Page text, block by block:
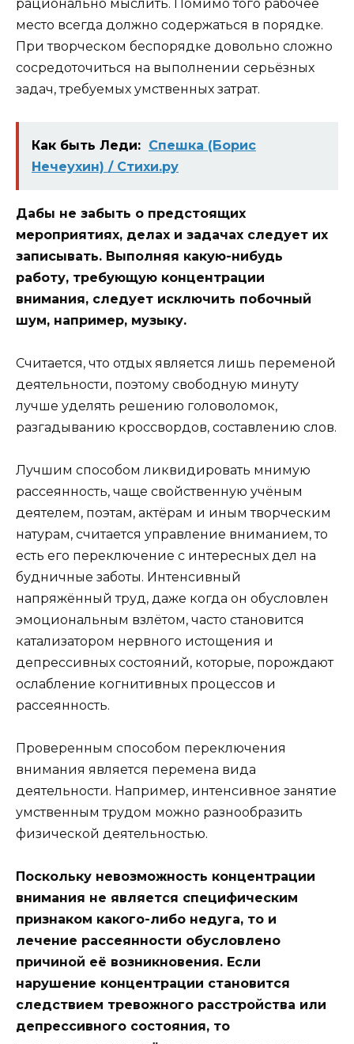
рационально мыслить. Помимо того рабочее
место всегда должно содержаться в порядке.
При творческом беспорядке довольно сложно
сосредоточиться на выполнении серьёзных
задач, требуемых умственных затрат.
Как быть Леди: Спешка (Борис
Нечеухин) / Стихи.ру
Дабы не забыть о предстоящих
мероприятиях, делах и задачах следует их
записывать. Выполняя какую-нибудь
работу, требующую концентрации
внимания, следует исключить побочный
шум, например, музыку.
Считается, что отдых является лишь переменой
деятельности, поэтому свободную минуту
лучше уделять решению головоломок,
разгадыванию кроссвордов, составлению слов.
Лучшим способом ликвидировать мнимую
рассеянность, чаще свойственную учёным
деятелем, поэтам, актёрам и иным творческим
натурам, считается управление вниманием, то
есть его переключение с интересных дел на
будничные заботы. Интенсивный
напряжённый труд, даже когда он обусловлен
эмоциональным взлётом, часто становится
катализатором нервного истощения и
депрессивных состояний, которые, порождают
ослабление когнитивных процессов и
рассеянность.
Проверенным способом переключения
внимания является перемена вида
деятельности. Например, интенсивное занятие
умственным трудом можно разнообразить
физической деятельностью.
Поскольку невозможность концентрации
внимания не является специфическим
признаком какого-либо недуга, то и
лечение рассеянности обусловлено
причиной её возникновения. Если
нарушение концентрации становится
следствием тревожного расстройства или
депрессивного состояния, то